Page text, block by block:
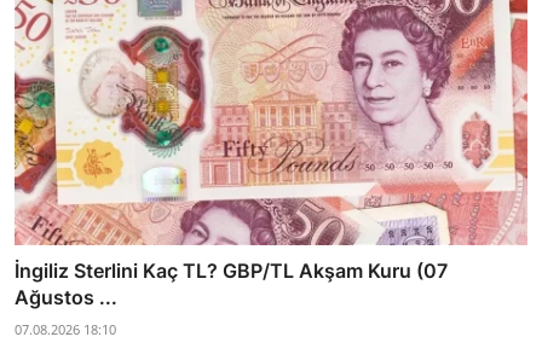
İngiliz Sterlini Kaç TL? GBP/TL Akşam Kuru (07
Ağustos ...
07.08.2026 18:10